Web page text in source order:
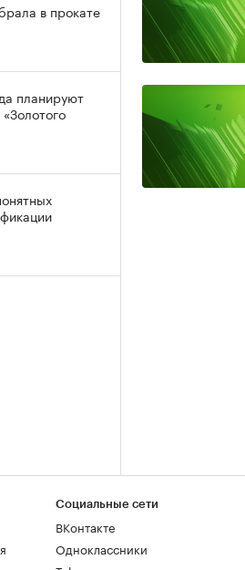
в прокате
планируют
Социальные сети
ВКонтакте
Одноклассники